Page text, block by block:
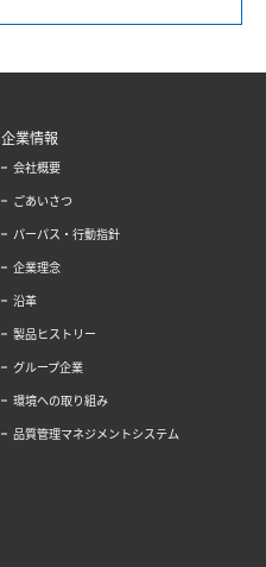
企業情報
会社概要
ごあいさつ
パーパス・行動指針
企業理念
沿革
製品ヒストリー
グループ企業
環境への取り組み
品質管理マネジメントシステム